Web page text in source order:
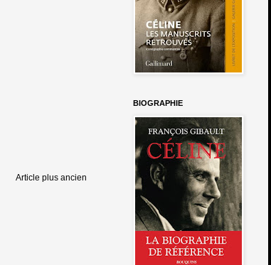
Article plus ancien
BIOGRAPHIE